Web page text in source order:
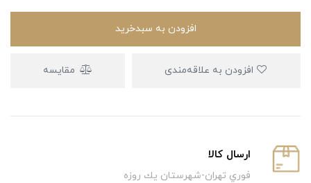
افزودن به سبدخرید
مقایسه
ارسال كالا
فوري تهران-شهرستان يك روزه